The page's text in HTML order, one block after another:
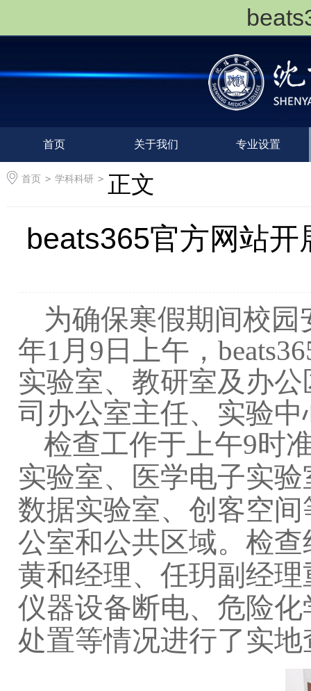
首页 关于我们 专业设置
首页 > 学科科研 > 正文
beats365官方网站
为确保寒假期间校
年1月9日上午，
实验室、教研室及办
司办公室主任、实验中
检查工作于上午9时
实验室、
医学电子实
数据实验室、 创客空间
公室和公共区域。检
黄和经理、任玥副经理
仪器设备断电、危险
处置等情况进行了实